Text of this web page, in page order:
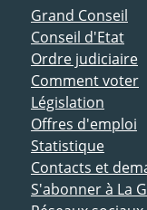
ACCÈS DIRECT
Grand Conseil
Conseil d'Etat
Ordre judiciaire
Comment voter
Législation
Offres d'emploi
Statistique
Contacts et
S'abonner à La